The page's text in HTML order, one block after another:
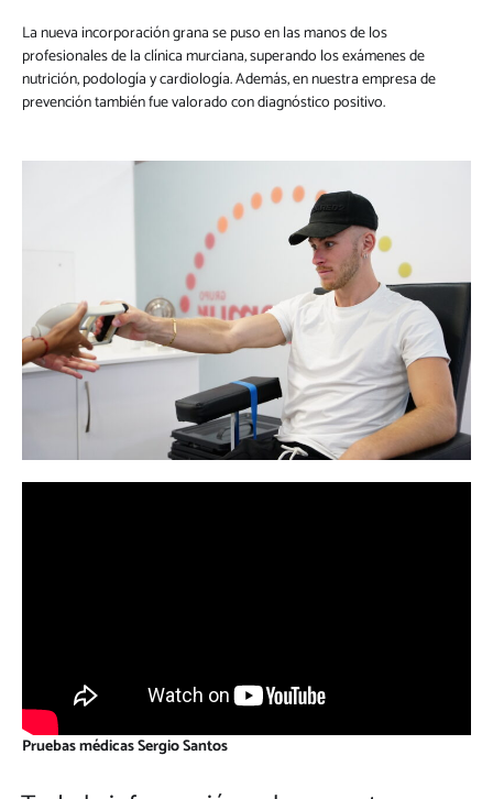
La nueva incorporación grana se puso en las manos de los
profesionales de la clínica murciana, superando los exámenes de
nutrición, podología y cardiología. Además, en nuestra empresa de
prevención también fue valorado con diagnóstico positivo.
Pruebas médicas Sergio Santos